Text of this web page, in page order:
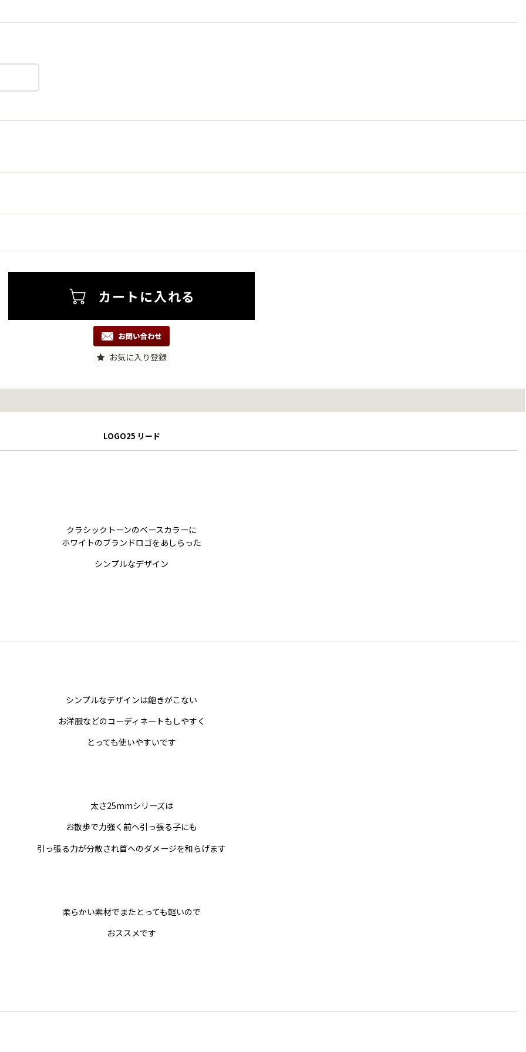
お気に入り登録
LOGO25 リード
クラシックトーンのベースカラーに
ホワイトのブランドロゴをあしらった
シンプルなデザイン
シンプルなデザインは飽きがこない
お洋服などのコーディネートもしやすく
とっても使いやすいです
太さ25mmシリーズは
お散歩で力強く前へ引っ張る子にも
引っ張る力が分散され首へのダメージを和らげます
柔らかい素材でまたとっても軽いので
おススメです